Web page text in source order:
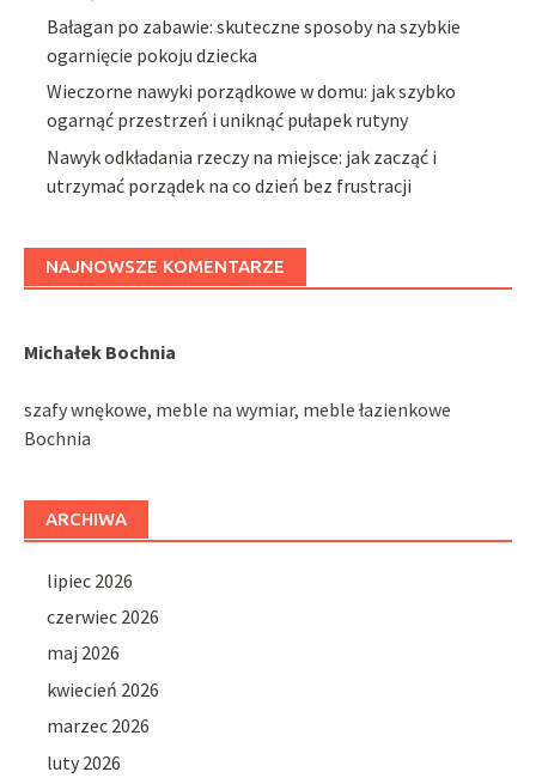
Bałagan po zabawie: skuteczne sposoby na szybkie
ogarnięcie pokoju dziecka
Wieczorne nawyki porządkowe w domu: jak szybko
ogarnąć przestrzeń i uniknąć pułapek rutyny
Nawyk odkładania rzeczy na miejsce: jak zacząć i
utrzymać porządek na co dzień bez frustracji
NAJNOWSZE KOMENTARZE
Michałek Bochnia
szafy wnękowe, meble na wymiar, meble łazienkowe
Bochnia
ARCHIWA
lipiec 2026
czerwiec 2026
maj 2026
kwiecień 2026
marzec 2026
luty 2026